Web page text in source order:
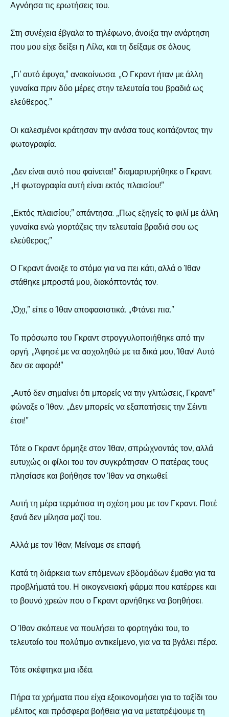
Αγνόησα τις ερωτήσεις του.
Στη συνέχεια έβγαλα το τηλέφωνο, άνοιξα την ανάρτηση
που μου είχε δείξει η Λίλα, και τη δείξαμε σε όλους.
„Γι’ αυτό έφυγα,” ανακοίνωσα. „Ο Γκραντ ήταν με άλλη
γυναίκα πριν δύο μέρες στην τελευταία του βραδιά ως
ελεύθερος.”
Οι καλεσμένοι κράτησαν την ανάσα τους κοιτάζοντας την
φωτογραφία.
„Δεν είναι αυτό που φαίνεται!” διαμαρτυρήθηκε ο Γκραντ.
„Η φωτογραφία αυτή είναι εκτός πλαισίου!”
„Εκτός πλαισίου;” απάντησα. „Πως εξηγείς το φιλί με άλλη
γυναίκα ενώ γιορτάζεις την τελευταία βραδιά σου ως
ελεύθερος;”
Ο Γκραντ άνοιξε το στόμα για να πει κάτι, αλλά ο Ίθαν
στάθηκε μπροστά μου, διακόπτοντάς τον.
„Όχι,” είπε ο Ίθαν αποφασιστικά. „Φτάνει πια.”
Το πρόσωπο του Γκραντ στρογγυλοποιήθηκε από την
οργή. „Άφησέ με να ασχοληθώ με τα δικά μου, Ίθαν! Αυτό
δεν σε αφορά!”
„Αυτό δεν σημαίνει ότι μπορείς να την γλιτώσεις, Γκραντ!”
φώναξε ο Ίθαν. „Δεν μπορείς να εξαπατήσεις την Σέιντι
έτσι!”
Τότε ο Γκραντ όρμηξε στον Ίθαν, σπρώχνοντάς τον, αλλά
ευτυχώς οι φίλοι του τον συγκράτησαν. Ο πατέρας τους
πλησίασε και βοήθησε τον Ίθαν να σηκωθεί.
Αυτή τη μέρα τερμάτισα τη σχέση μου με τον Γκραντ. Ποτέ
ξανά δεν μίλησα μαζί του.
Αλλά με τον Ίθαν; Μείναμε σε επαφή.
Κατά τη διάρκεια των επόμενων εβδομάδων έμαθα για τα
προβλήματά του. Η οικογενειακή φάρμα που κατέρρεε και
το βουνό χρεών που ο Γκραντ αρνήθηκε να βοηθήσει.
Ο Ίθαν σκόπευε να πουλήσει το φορτηγάκι του, το
τελευταίο του πολύτιμο αντικείμενο, για να τα βγάλει πέρα.
Τότε σκέφτηκα μια ιδέα.
Πήρα τα χρήματα που είχα εξοικονομήσει για το ταξίδι του
μέλιτος και πρόσφερα βοήθεια για να μετατρέψουμε τη